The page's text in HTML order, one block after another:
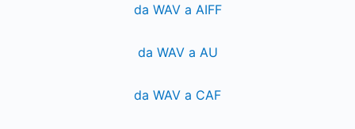
da WAV a AIFF
da WAV a AU
da WAV a CAF